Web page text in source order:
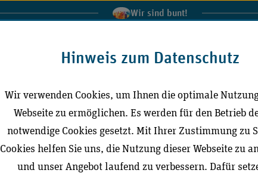
Leichte Sprache
Aktuell Richtlinien / Publikationen
Wir sind bunt!
Hinweis zum Datenschutz
Wir verwenden Cookies, um Ihnen die optimale
Webseite zu ermöglichen. Es werden für den Betrieb
notwendige Cookies gesetzt. Mit Ihrer Zustimmung zu
Cookies helfen Sie uns, die Nutzung dieser Webseite zu
und unser Angebot laufend zu verbessern. Dafür